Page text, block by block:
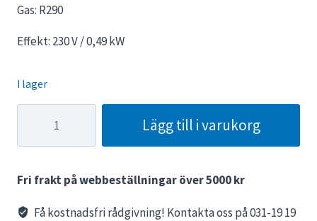
Gas: R290
Effekt: 230 V / 0,49 kW
I lager
Castello
DEMO
mängd
Lägg till i varukorg
Fri frakt på webbeställningar över 5000 kr
Få kostnadsfri rådgivning! Kontakta oss på 031-19 19